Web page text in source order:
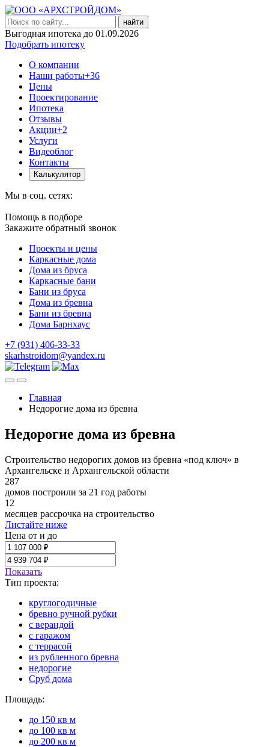
найти
Выгодная ипотека до 01.09.2026
Подобрать ипотеку
О компании
Наши работы+36
Цены
Проектирование
Ипотека
Отзывы
Акции+2
Услуги
Видеоблог
Контакты
Калькулятор
Мы в соц. сетях:
Помощь в подборе
Закажите обратный звонок
Проекты и цены
Каркасные дома
Дома из бруса
Каркасные бани
Бани из бруса
Дома из бревна
Бани из бревна
Дома Барнхаус
+7 (931) 406-33-33
skarhstroidom@yandex.ru
Главная
Недорогие дома из бревна
Недорогие дома из бревна
Строительство недорогих домов из бревна «под ключ» в
Архангельске и Архангельской области
287
домов построили за 21 год работы
12
месяцев рассрочка на строительство
Листайте ниже
Цена от и до
Показать
Тип проекта:
круглогодичные
бревно ручной рубки
с верандой
с гаражом
с террасой
из рубленного бревна
недорогие
Сруб дома
Площадь:
до 150 кв м
до 100 кв м
до 200 кв м